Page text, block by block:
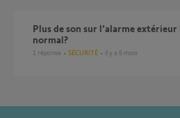
Plus de son sur l’alarme extérieur lorsque j’active l’alarme
normal?
1 réponse SÉCURITÉ il y a 6 mois